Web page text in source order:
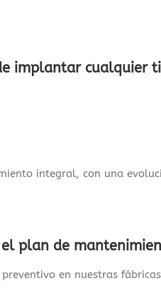
implantar cualquier
integral, con una
plan de
en nuestras